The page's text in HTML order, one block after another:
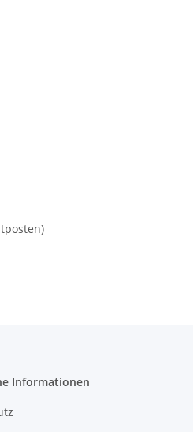
Informationen